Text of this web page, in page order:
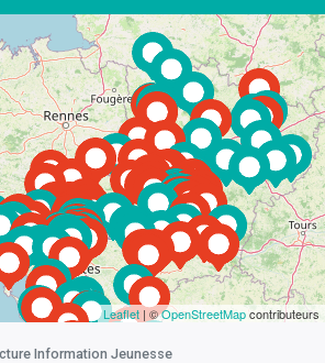
Leaflet | ©OpenStreetMapcontributeurs
Information Jeunesse